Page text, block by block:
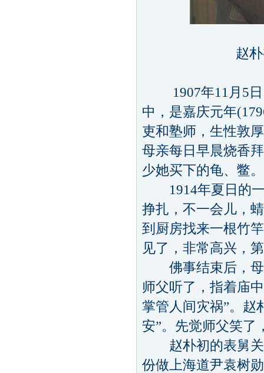
赵
1907年11月5日
中，是嘉庆元年
吏和塾师，生性敦
母亲每日早晨烧香
少她买下的龟、鳖。
1914年夏日的一
挣扎，不一会儿，
到厨房找来一根竹
见了，非常高兴，
佛事结束后，母
师父听了，指着庙
掌管人间灾祸”。赵
安”。先觉师父笑了
赵朴初的表舅关
份做上海道尹袁树